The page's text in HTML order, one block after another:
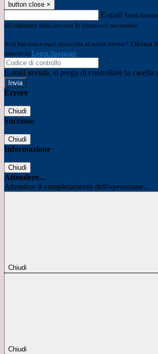
button close ×
E-mail Verrà
all'indirizzo indicato con le istruzioni necessarie.
Non hai una e-mail associata al nome utente? Effettua
tramite la Login Spaggiari
E-mail inviata, si prega di controllare la casella
Errore
Chiudi
Successo
Chiudi
Informazione
Chiudi
Attendere...
Attendere il completamento dell'operazione...
Chiudi
Chiudi